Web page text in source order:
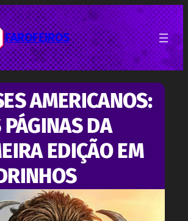
FAROFEIROS
AMERICANOS:
DA
EDIÇÃO EM